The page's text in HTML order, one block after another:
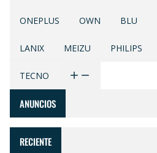
ONEPLUS OWN BLU
LANIX MEIZU PHILIPS
TECNO
ANUNCIOS
RECIENTE